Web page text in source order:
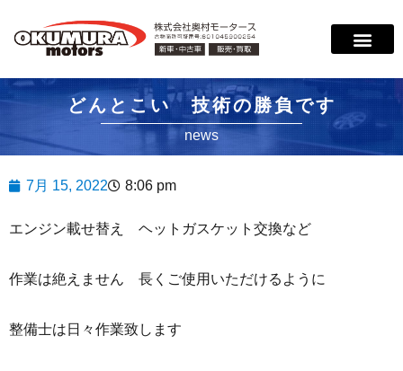
どんとこい 技術の勝負です
news
7月 15, 2022 8:06 pm
エンジン載せ替え ヘットガスケット交換など
作業は絶えません 長くご使用いただけるように
整備士は日々作業致します